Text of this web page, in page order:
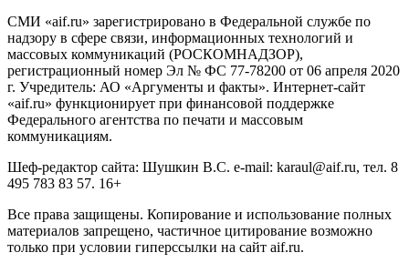
СМИ «aif.ru» зарегистрировано в Федеральной службе по
надзору в сфере связи, информационных технологий и
массовых коммуникаций (РОСКОМНАДЗОР),
регистрационный номер Эл № ФС 77-78200 от 06 апреля 2020
г. Учредитель: АО «Аргументы и факты». Интернет-сайт
«aif.ru» функционирует при финансовой поддержке
Федерального агентства по печати и массовым
коммуникациям.
Шеф-редактор сайта: Шушкин В.С. e-mail: karaul@aif.ru, тел. 8
495 783 83 57. 16+
Все права защищены. Копирование и использование полных
материалов запрещено, частичное цитирование возможно
только при условии гиперссылки на сайт aif.ru.